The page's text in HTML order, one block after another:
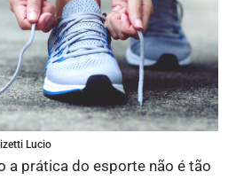
Lucio
a prática do esporte não é tão